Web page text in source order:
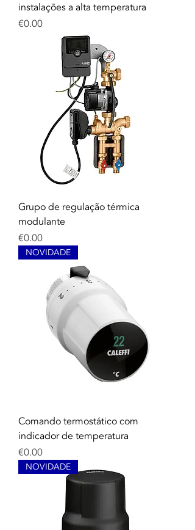
instalações a alta temperatura
Price
€0.00
Grupo de regulação térmica
modulante
Price
€0.00
NOVIDADE
Comando termostático com
indicador de temperatura
Price
€0.00
NOVIDADE